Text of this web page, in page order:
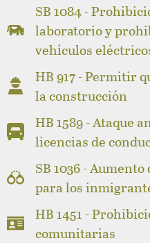
SB 1084 -
laboratorio y
vehículos
HB 917 - Permitir
la construcción
HB 1589 - Ataque
licencias de
SB 1036 -
para los
HB 1451 -
comunitarias